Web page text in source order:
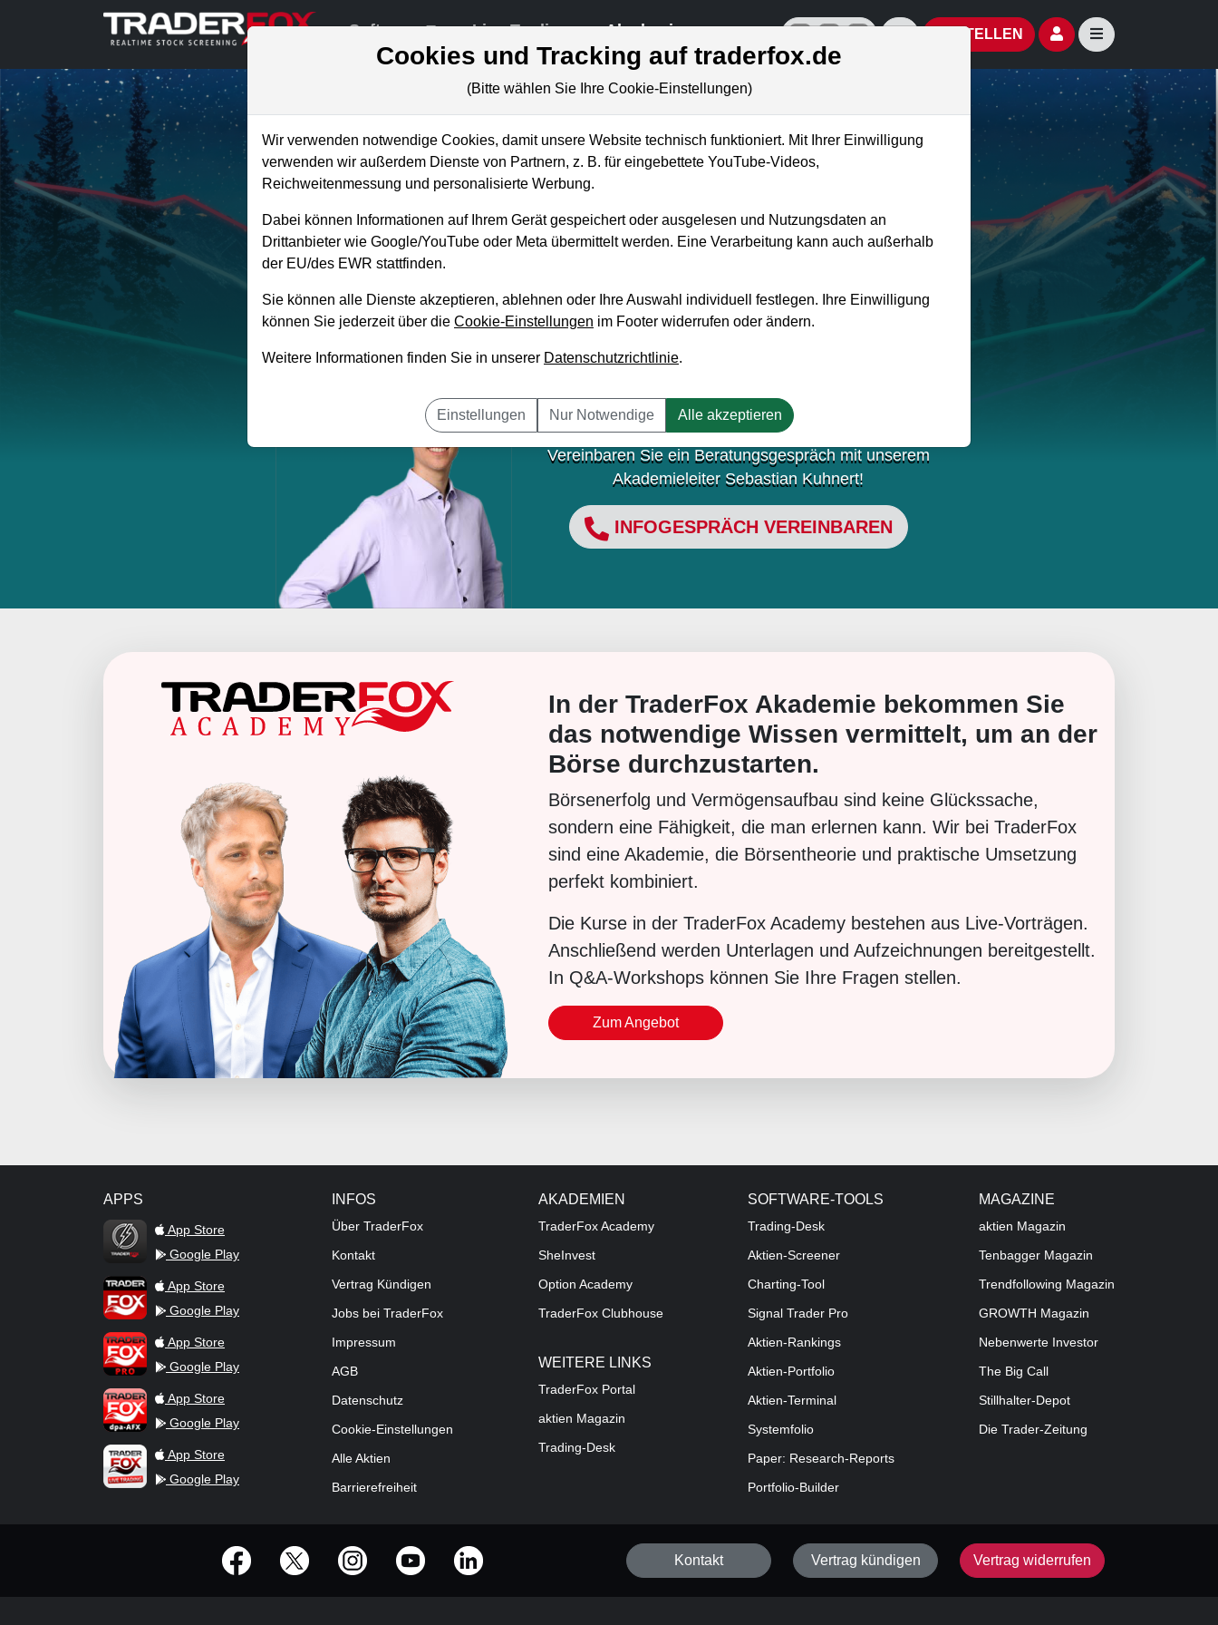
Software Live-Trading Akademie offizielle Social Media-AccountsAktien- und Artikelsuche öffnen
BESTELLEN Seitennavigation
Jeder kann an der Börse
sein Geld vermehren
Die TraderFox-Akademien vermitteln das dafür notwendige Wissen!
Welche Akademie ist für Ihre Lernziele geeignet?
Vereinbaren Sie ein Beratungsgespräch mit unserem
Akademieleiter Sebastian Kuhnert!
INFOGESPRÄCH VEREINBAREN
In der TraderFox Akademie bekommen Sie
das notwendige Wissen vermittelt, um an der
Börse durchzustarten.
Börsenerfolg und Vermögensaufbau sind keine Glückssache,
sondern eine Fähigkeit, die man erlernen kann. Wir bei TraderFox
sind eine Akademie, die Börsentheorie und praktische Umsetzung
perfekt kombiniert.
Die Kurse in der TraderFox Academy bestehen aus Live-Vorträgen.
Anschließend werden Unterlagen und Aufzeichnungen bereitgestellt.
In Q&A-Workshops können Sie Ihre Fragen stellen.
Zum Angebot
APPS
TraderFox Flash
App Store
Google Play
TraderFox AppApp Store
Google Play
TraderFox ProApp Store
Google Play
TraderFox dpa-AFX ProFeed
App Store
Google Play
TraderFox Live Trading
App Store
Google Play
INFOS
Über TraderFox
Kontakt
Vertrag Kündigen
Jobs bei TraderFox
Impressum
AGB
Datenschutz
Cookie-Einstellungen
Alle Aktien
Barrierefreiheit
AKADEMIEN
TraderFox Academy
SheInvest
Option Academy
TraderFox Clubhouse
WEITERE LINKS
TraderFox Portal
aktien Magazin
Trading-Desk
SOFTWARE-TOOLS
Trading-Desk
Aktien-Screener
Charting-Tool
Signal Trader Pro
Aktien-Rankings
Aktien-Portfolio
Aktien-Terminal
Systemfolio
Paper: Research-Reports
Portfolio-Builder
MAGAZINE
aktien Magazin
Tenbagger Magazin
Trendfollowing Magazin
GROWTH Magazin
Nebenwerte Investor
The Big Call
Stillhalter-Depot
Die Trader-Zeitung
offizielle Social Media-Accounts
Kontakt Vertrag kündigen Vertrag widerrufen
Cookies und Tracking auf traderfox.de
(Bitte wählen Sie Ihre Cookie-Einstellungen)
Wir verwenden notwendige Cookies, damit unsere Website technisch funktioniert. Mit Ihrer Einwilligung
verwenden wir außerdem Dienste von Partnern, z. B. für eingebettete YouTube-Videos,
Reichweitenmessung und personalisierte Werbung.
Dabei können Informationen auf Ihrem Gerät gespeichert oder ausgelesen und Nutzungsdaten an
Drittanbieter wie Google/YouTube oder Meta übermittelt werden. Eine Verarbeitung kann auch außerhalb
der EU/des EWR stattfinden.
Sie können alle Dienste akzeptieren, ablehnen oder Ihre Auswahl individuell festlegen. Ihre Einwilligung
können Sie jederzeit über die Cookie-Einstellungen im Footer widerrufen oder ändern.
Weitere Informationen finden Sie in unserer Datenschutzrichtlinie.
Einstellungen Nur Notwendige Alle akzeptieren